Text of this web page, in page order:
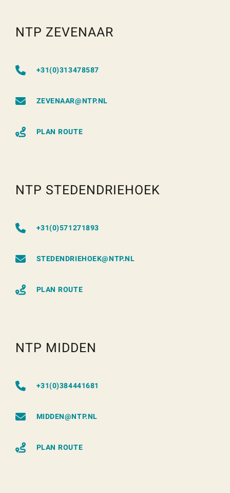
NTP ZEVENAAR
+31(0)313478587
ZEVENAAR@NTP.NL
PLAN ROUTE
NTP STEDENDRIEHOEK
+31(0)571271893
STEDENDRIEHOEK@NTP.NL
PLAN ROUTE
NTP MIDDEN
+31(0)384441681
MIDDEN@NTP.NL
PLAN ROUTE